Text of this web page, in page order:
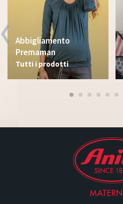
Abbigliamento
Premaman
Tutti i prodotti